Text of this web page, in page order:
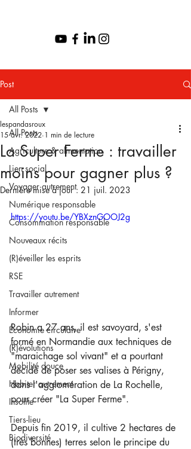
Post
All Posts
Agriculture & alimentation
Lien social
Voyager autrement
Numérique responsable
Consommation responsable
Nouveaux récits
(R)éveiller les esprits
RSE
Travailler autrement
Informer
Économie circulaire
(R)évolutions
Mobilité douce
Habiter autrement
Insolite
Tiers-lieu
Biodiversité
All Posts
La Super Ferme : travailler
moins pour gagner plus ?
lespandasroux
15 avr. 2022 1 min de lecture
Dernière mise à jour : 21 juil. 2023
https://youtu.be/YBXznGOOJ2g
Robin a 27 ans, il est savoyard, s'est
formé en Normandie aux techniques de
"maraichage sol vivant" et a pourtant
décidé de poser ses valises à Périgny,
dans l'agglomération de La Rochelle,
pour créer "La Super Ferme".
Depuis fin 2019, il cultive 2 hectares de
(très bonnes) terres selon le principe du